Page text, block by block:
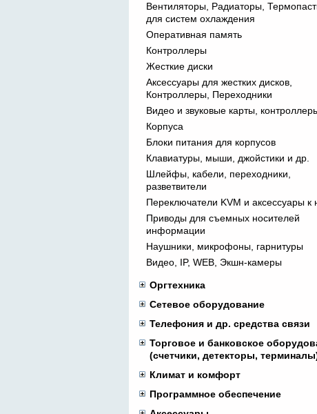
Вентиляторы, Радиаторы,
для систем охлаждения
Оперативная память
Контроллеры
Жесткие диски
Аксессуары для жестких дисков,
Контроллеры, Переходники
Видео и звуковые карты,
Корпуса
Блоки питания для корпусов
Клавиатуры, мыши, джойстики и др.
Шлейфы, кабели, переходники,
разветвители
Переключатели KVM и аксессуары к
Приводы для съемных носителей
информации
Наушники, микрофоны, гарнитуры
Видео, IP, WEB, Экшн-камеры
Оргтехника
Сетевое оборудование
Телефония и др. средства связи
Торговое и банковское
(счетчики, детекторы,
Климат и комфорт
Программное обеспечение